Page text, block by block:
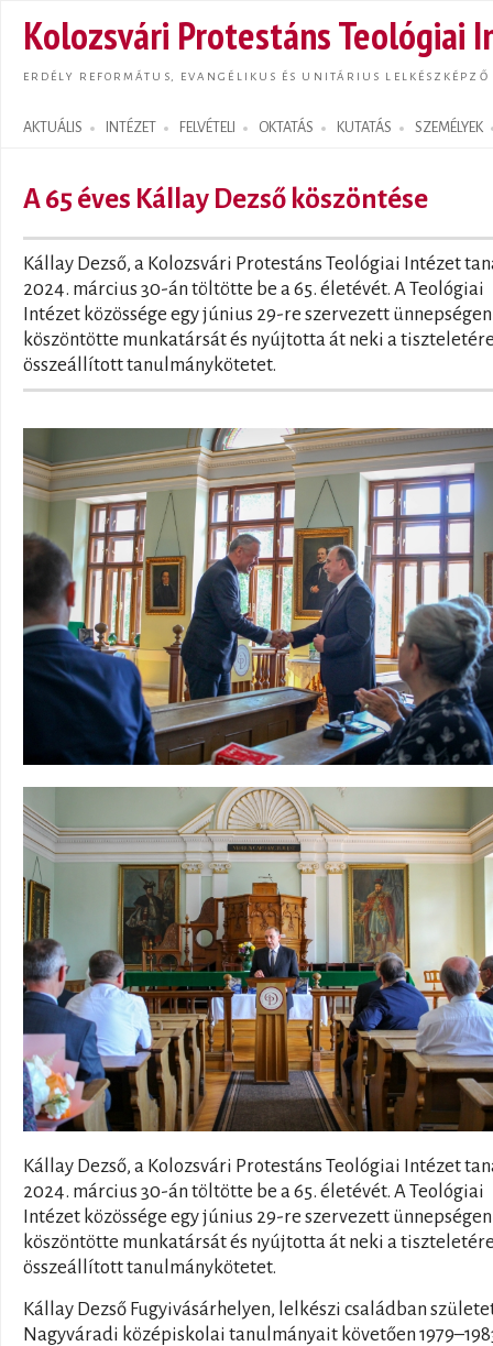
Kolozsvári Protestáns Teológiai
ERDÉLY REFORMÁTUS, EVANGÉLIKUS ÉS UNITÁRIUS LELKÉSZKÉPZŐ
AKTUÁLIS INTÉZET FELVÉTELI OKTATÁS KUTATÁS SZEMÉLYEK
Search form
A 65 éves Kállay Dezső köszöntése
Kállay Dezső, a Kolozsvári Protestáns Teológiai Intézet
2024. március 30-án töltötte be a 65. életévét. A Teológiai
Intézet közössége egy június 29-re szervezett ünnepségen
köszöntötte munkatársát és nyújtotta át neki a
összeállított tanulmánykötetet.
Kállay Dezső, a Kolozsvári Protestáns Teológiai Intézet
2024. március 30-án töltötte be a 65. életévét. A Teológiai
Intézet közössége egy június 29-re szervezett ünnepségen
köszöntötte munkatársát és nyújtotta át neki a
összeállított tanulmánykötetet.
Kállay Dezső Fugyivásárhelyen, lelkészi családban
Nagyváradi középiskolai tanulmányait követően